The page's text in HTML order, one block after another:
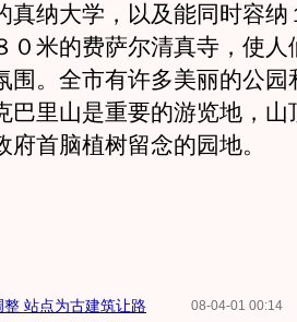
真纳大学，以及能同时容纳
０米的费萨尔清真寺，使人
围。全市有许多美丽的公园
巴里山是重要的游览地，山
首脑植树留念的园地。
08-04-01 00:14
站点为古建筑让路